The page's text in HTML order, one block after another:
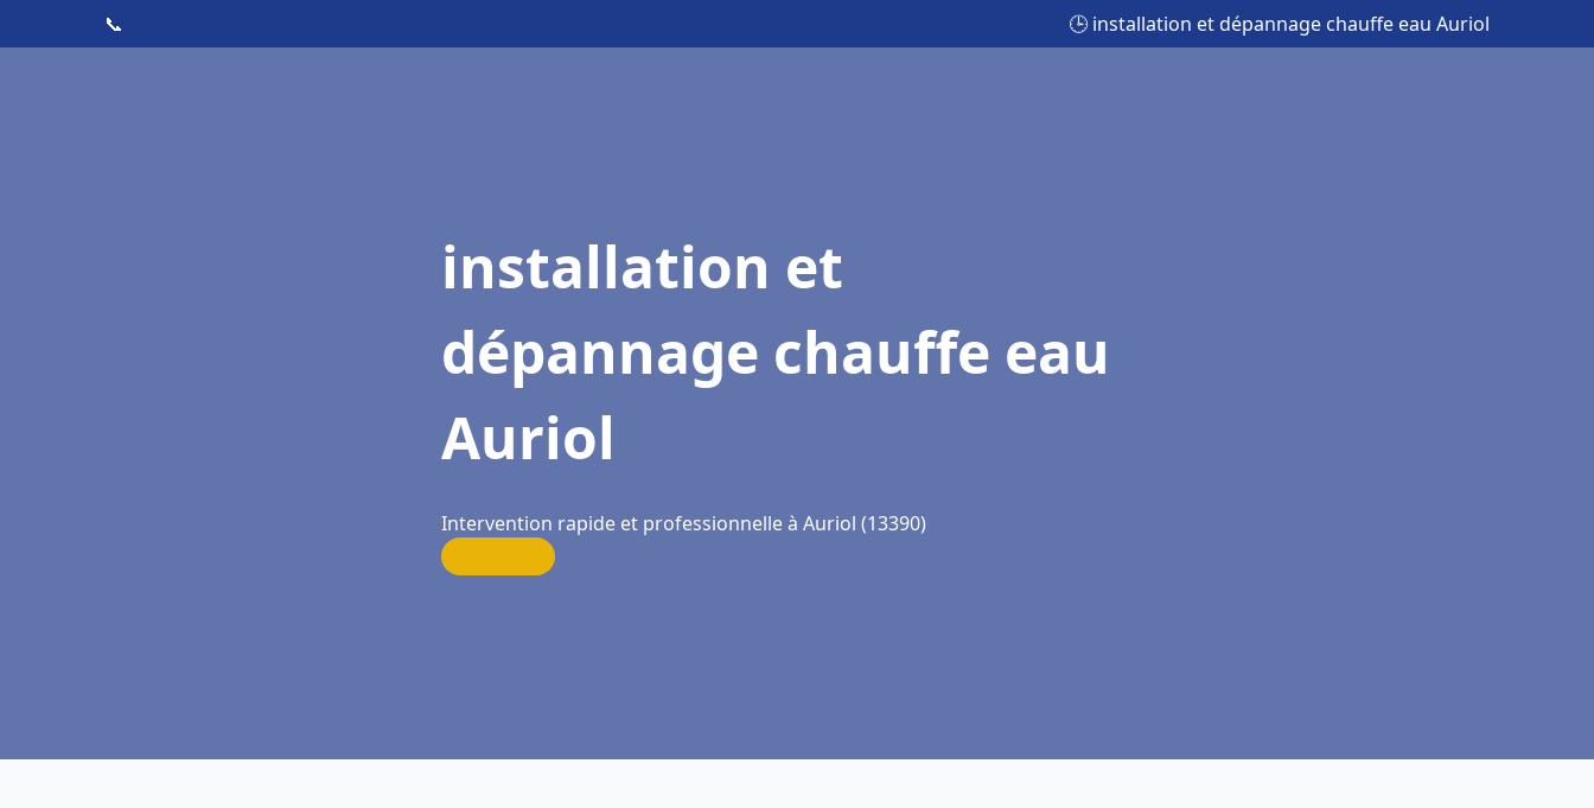
📞 🕒 installation et dépannage chauffe eau Auriol
installation et
dépannage chauffe eau
Auriol
Intervention rapide et professionnelle à Auriol (13390)